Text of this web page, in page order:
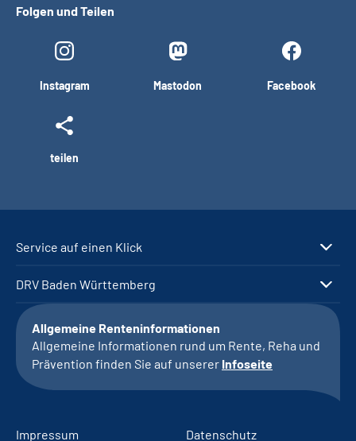
Folgen und Teilen
Instagram Mastodon Facebook
teilen
Service auf einen Klick
DRV Baden Württemberg
Allgemeine Renteninformationen
Allgemeine Informationen rund um Rente, Reha und
Prävention finden Sie auf unserer Infoseite
Impressum Datenschutz